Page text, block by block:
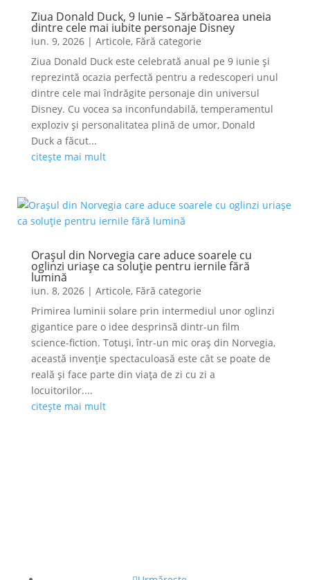
Ziua Donald Duck, 9 Iunie – Sărbătoarea uneia
dintre cele mai iubite personaje Disney
iun. 9, 2026| Articole, Fără categorie
Ziua Donald Duck este celebrată anual pe 9 iunie și
reprezintă ocazia perfectă pentru a redescoperi unul
dintre cele mai îndrăgite personaje din universul
Disney. Cu vocea sa inconfundabilă, temperamentul
exploziv și personalitatea plină de umor, Donald
Duck a făcut...
citește mai mult
Orașul din Norvegia care aduce soarele cu
oglinzi uriașe ca soluție pentru iernile fără
lumină
iun. 8, 2026| Articole, Fără categorie
Primirea luminii solare prin intermediul unor oglinzi
gigantice pare o idee desprinsă dintr-un film
science-fiction. Totuși, într-un mic oraș din Norvegia,
această invenție spectaculoasă este cât se poate de
reală și face parte din viața de zi cu zi a
locuitorilor....
citește mai mult